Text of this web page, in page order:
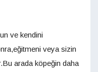
ve kendini
veya sizin
arada köpeğin daha